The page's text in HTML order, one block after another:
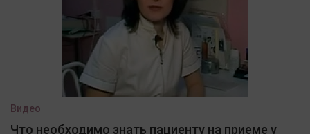
Видео
Что необходимо знать пациенту на приеме у